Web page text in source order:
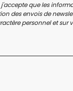
que les
des envois de
personnel et sur